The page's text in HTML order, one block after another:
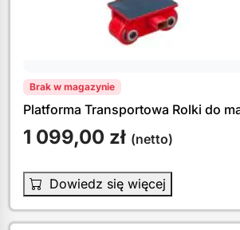
Brak w magazynie
Platforma Transportowa Rolki do
1 099,00 zł (netto)
Dowiedz się więcej